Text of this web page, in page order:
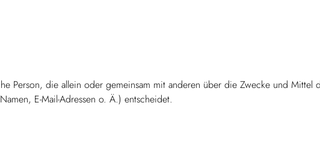
Person, die allein oder gemeinsam mit anderen über die Zwecke und Mittel
E-Mail-Adressen o. Ä.) entscheidet.